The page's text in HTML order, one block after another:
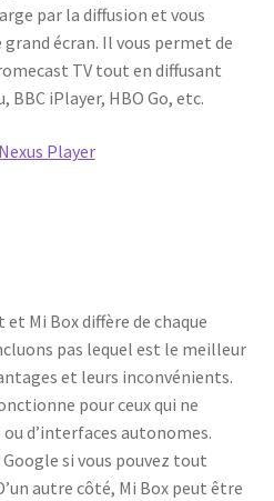
par la diffusion et vous
écran. Il vous permet de
TV tout en diffusant
BBC iPlayer, HBO Go, etc.
Player
Mi Box diffère de chaque
pas lequel est le meilleur
et leurs inconvénients.
pour ceux qui ne
d’interfaces autonomes.
si vous pouvez tout
autre côté, Mi Box peut être